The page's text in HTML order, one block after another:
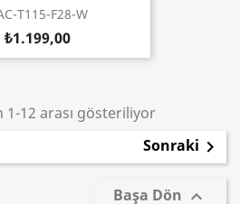
T115-F28-W
₺1.199,00
12 arası gösteriliyor
Sonraki 
Başa Dön 